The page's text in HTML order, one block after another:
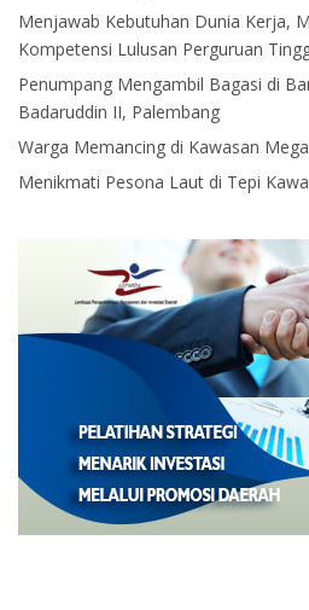
Menjawab Kebutuhan Dunia Kerja,
Kompetensi Lulusan Perguruan
Penumpang Mengambil Bagasi di
Badaruddin II, Palembang
Warga Memancing di Kawasan
Menikmati Pesona Laut di Tepi